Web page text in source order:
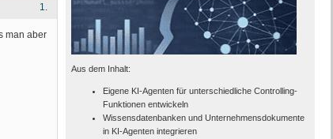
1.
man aber
Aus dem Inhalt:
Eigene KI-Agenten für unterschiedliche Controlling-
Funktionen entwickeln
Wissensdatenbanken und Unternehmensdokumente
in KI-Agenten integrieren